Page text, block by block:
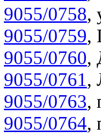
9055/0758,
9055/0759,
9055/0760,
9055/0761,
9055/0763,
9055/0764,